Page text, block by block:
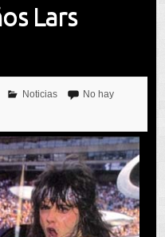
Lars
Noticias
No hay